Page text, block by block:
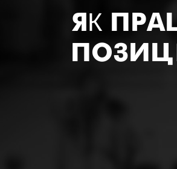
ЯК